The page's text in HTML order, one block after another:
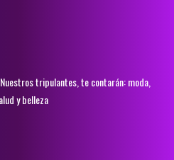
tripulantes, te contarán: moda,
y belleza